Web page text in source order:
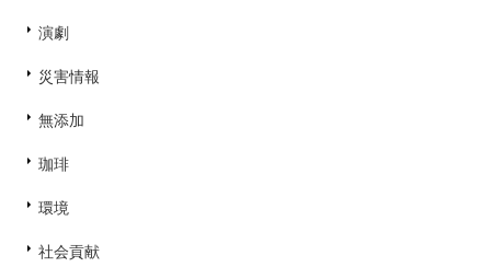
演劇
災害情報
無添加
珈琲
環境
社会貢献